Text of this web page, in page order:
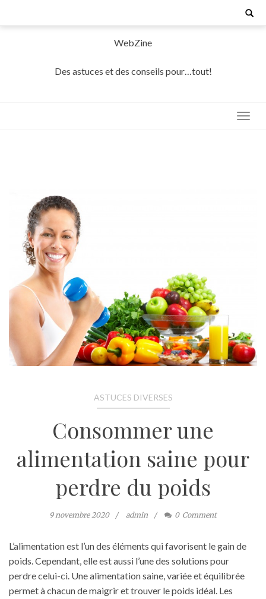
Search
WebZine
Des astuces et des conseils pour…tout!
ASTUCES DIVERSES
Consommer une
alimentation saine pour
perdre du poids
9 novembre 2020 admin 0 Comment
L’alimentation est l’un des éléments qui favorisent le gain de
poids. Cependant, elle est aussi l’une des solutions pour
perdre celui-ci. Une alimentation saine, variée et équilibrée
permet à chacun de maigrir et trouver le poids idéal. Les